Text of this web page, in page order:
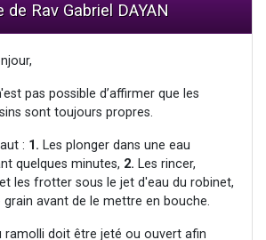
Rav Gabriel DAYAN
pas possible d’affirmer que les
sont toujours propres.
: 1. Les plonger dans une eau
quelques minutes, 2. Les rincer,
les frotter sous le jet d'eau du robinet,
grain avant de le mettre en bouche.
ramolli doit être jeté ou ouvert afin